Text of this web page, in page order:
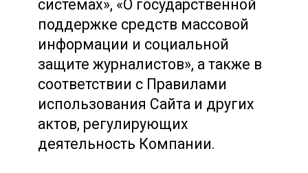
системах», «О государственной
поддержке средств массовой
информации и социальной
защите журналистов», а также в
соответствии с Правилами
использования Сайта и других
актов, регулирующих
деятельность Компании.